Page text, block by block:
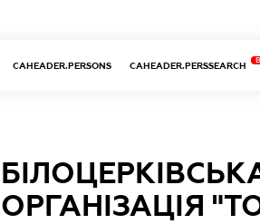
CAHEADER.PERSONS CAHEADER.PERSSEARCH
ОРГАНІЗАЦІЯ